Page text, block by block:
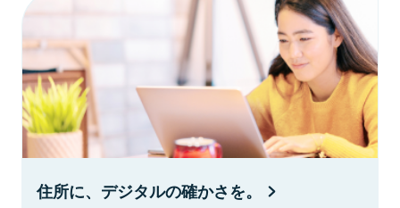
住所に、デジタルの確かさを。